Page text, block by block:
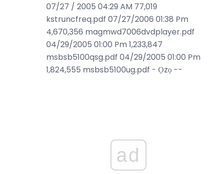
07/27 / 2005 04:29 AM 77,019
kstruncfreq.pdf 07/27/2006 01:38 Pm
4,670,356 magmwd7006dvdplayer.pdf
04/29/2005 01:00 Pm 1,233,847
msbsb5100qsg.pdf 04/29/2005 01:00 Pm
1,824,555 msbsb5100ug.pdf - Ọzọ --
ad